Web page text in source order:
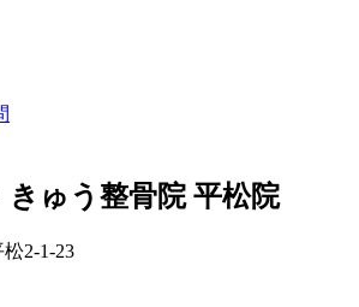
ゅう整骨院 平松院
2-1-23